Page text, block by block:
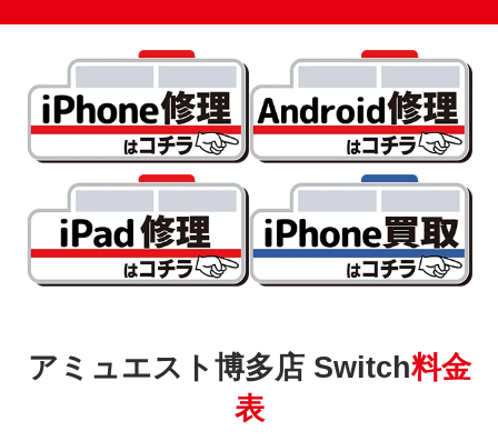
アミュエスト博多店 Switch料金
表